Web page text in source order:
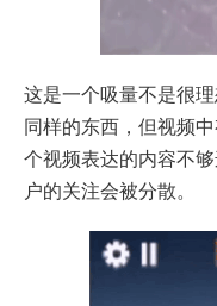
这是一个吸量不是很
同样的东西，但视频
个视频表达的内容不
户的关注会被分散。